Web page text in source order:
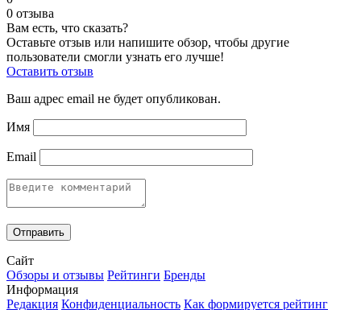
0 отзыва
Вам есть, что сказать?
Оставьте отзыв или напишите обзор, чтобы другие
пользователи смогли узнать его лучше!
Оставить отзыв
Ваш адрес email не будет опубликован.
Имя
Email
Сайт
Обзоры и отзывы Рейтинги Бренды
Информация
Редакция Конфиденциальность Как формируется рейтинг